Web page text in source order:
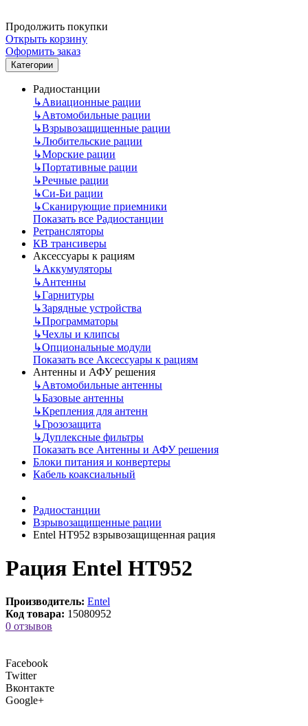
Продолжить покупки
Открыть корзину
Оформить заказ
Категории
Радиостанции
↳Авиационные рации
↳Автомобильные рации
↳Взрывозащищенные рации
↳Любительские рации
↳Морские рации
↳Портативные рации
↳Речные рации
↳Си-Би рации
↳Сканирующие приемники
Показать все Радиостанции
Ретрансляторы
КВ трансиверы
Аксессуары к рациям
↳Аккумуляторы
↳Антенны
↳Гарнитуры
↳Зарядные устройства
↳Программаторы
↳Чехлы и клипсы
↳Опциональные модули
Показать все Аксессуары к рациям
Антенны и АФУ решения
↳Автомобильные антенны
↳Базовые антенны
↳Крепления для антенн
↳Грозозащита
↳Дуплексные фильтры
Показать все Антенны и АФУ решения
Блоки питания и конвертеры
Кабель коаксиальный
Радиостанции
Взрывозащищенные рации
Entel HT952 взрывозащищенная рация
Рация Entel HT952
Производитель: Entel
Код товара: 15080952
0 отзывов
Facebook
Twitter
Вконтакте
Google+